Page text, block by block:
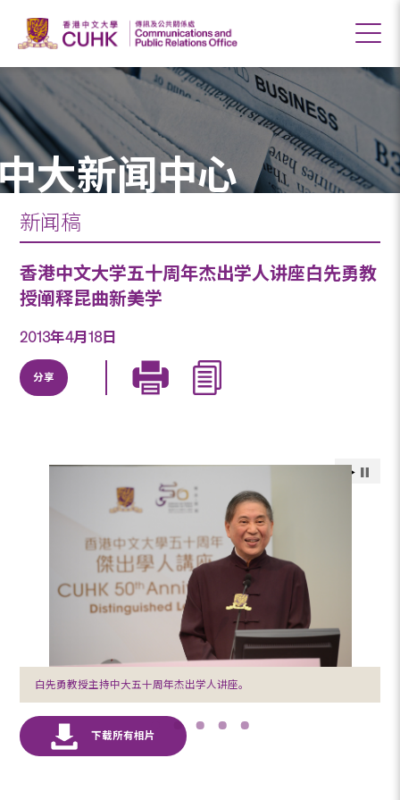
大新闻中心
新闻稿
香港中文大学五十周年杰出学人讲座白先勇教
授阐释昆曲新美学
2013年4月18日
分享
白先勇教授主持中大五十周年杰出学人讲座。